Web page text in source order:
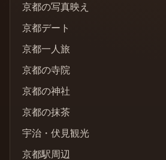
京都の写真映え
京都デート
京都一人旅
京都の寺院
京都の神社
京都の抹茶
宇治・伏見観光
京都駅周辺